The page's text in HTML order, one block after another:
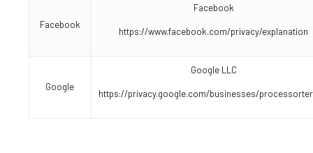
Facebook
Facebook
https://www.facebook.com/privacy/explanation
Google
Google LLC
https://privacy.google.com/businesses/